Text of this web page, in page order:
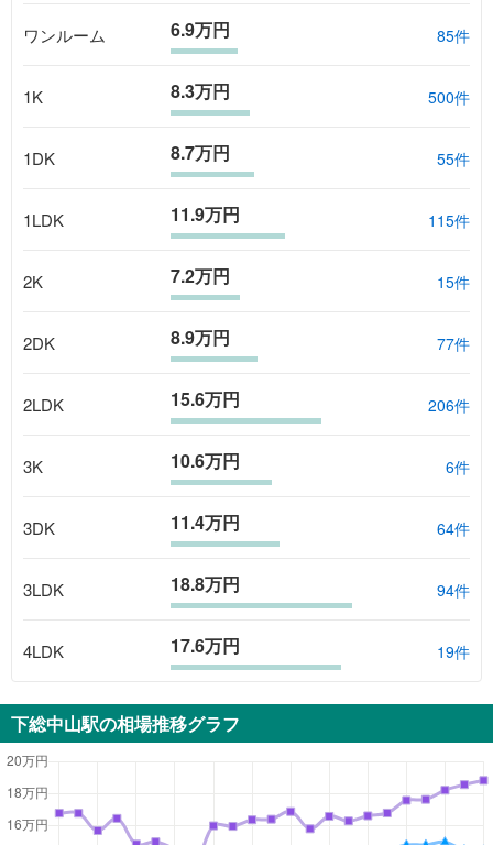
ワンルーム 6.9万円 85件
1K 8.3万円 500件
1DK 8.7万円 55件
1LDK 11.9万円 115件
2K 7.2万円 15件
2DK 8.9万円 77件
2LDK 15.6万円 206件
3K 10.6万円 6件
3DK 11.4万円 64件
3LDK 18.8万円 94件
4LDK 17.6万円 19件
下総中山駅の相場推移グラフ